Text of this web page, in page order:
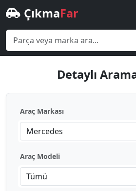
ÇıkmaFar
Detaylı
Araç Markası
Mercedes
Araç Modeli
Tümü